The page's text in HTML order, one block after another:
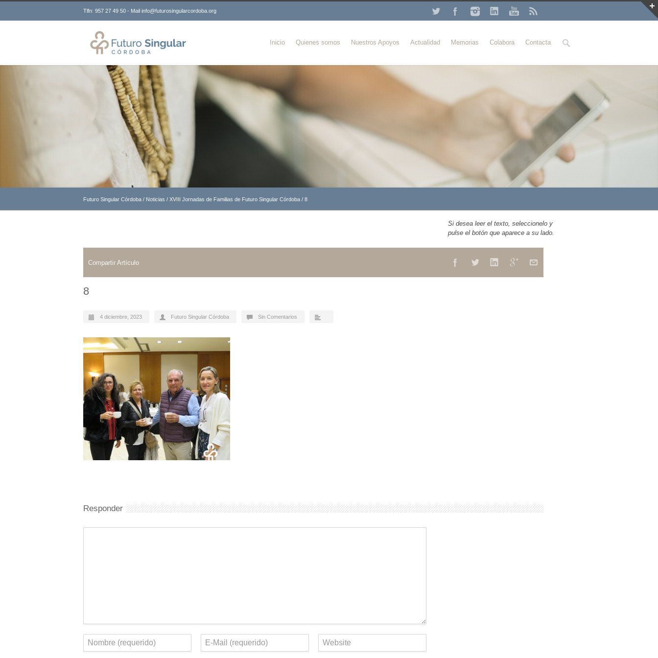
Tlfn: 957 27 49 50 - Mail info@futurosingularcordoba.org
Buscar
Inicio Quienes somos Nuestros Apoyos Actualidad Memorias Colabora Contacta
Futuro Singular Córdoba / Noticias / XVIII Jornadas de Familias de Futuro Singular Córdoba / 8
Si desea leer el texto, seleccionelo y
pulse el botón que aparece a su lado.
Compartir Artículo
8
4 diciembre, 2023 Futuro Singular Córdoba Sin Comentarios
Responder
Nombre
Correo
electrónico
Web